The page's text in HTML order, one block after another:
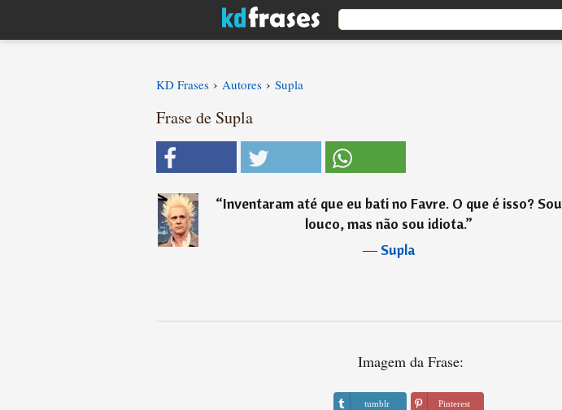
KD Frases › Autores › Supla
Frase de Supla
“Inventaram até que eu bati no Favre. O que é isso? Sou
louco, mas não sou idiota.”
―Supla
Imagem da Frase:
tumblr Pinterest